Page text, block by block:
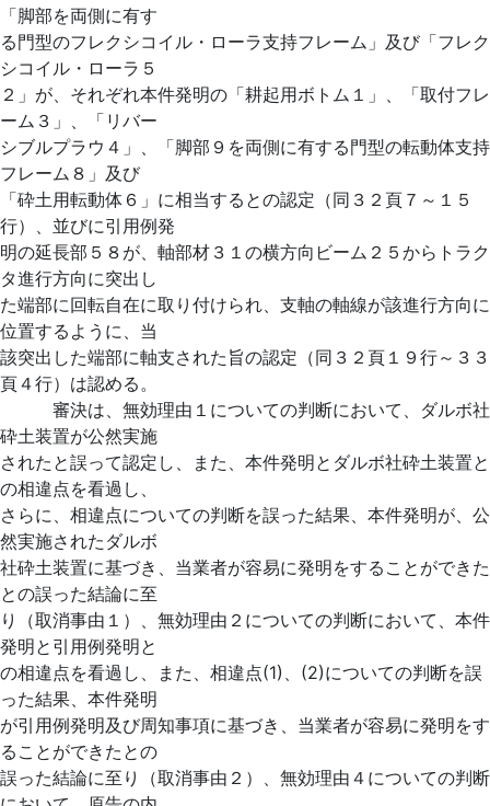
「脚部を両側に有す
る門型のフレクシコイル・ローラ支持フレーム」及び「フレク
シコイル・ローラ５
２」が、それぞれ本件発明の「耕起用ボトム１」、「取付フレ
ーム３」、「リバー
シブルプラウ４」、「脚部９を両側に有する門型の転動体支持
フレーム８」及び
「砕土用転動体６」に相当するとの認定（同３２頁７～１５
行）、並びに引用例発
明の延長部５８が、軸部材３１の横方向ビーム２５からトラク
タ進行方向に突出し
た端部に回転自在に取り付けられ、支軸の軸線が該進行方向に
位置するように、当
該突出した端部に軸支された旨の認定（同３２頁１９行～３３
頁４行）は認める。
審決は、無効理由１についての判断において、ダルボ社
砕土装置が公然実施
されたと誤って認定し、また、本件発明とダルボ社砕土装置と
の相違点を看過し、
さらに、相違点についての判断を誤った結果、本件発明が、公
然実施されたダルボ
社砕土装置に基づき、当業者が容易に発明をすることができた
との誤った結論に至
り（取消事由１）、無効理由２についての判断において、本件
発明と引用例発明と
の相違点を看過し、また、相違点(1)、(2)についての判断を誤
った結果、本件発明
が引用例発明及び周知事項に基づき、当業者が容易に発明をす
ることができたとの
誤った結論に至り（取消事由２）、無効理由４についての判断